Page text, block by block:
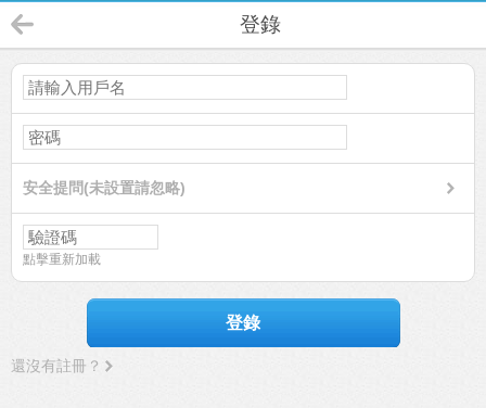
登錄
安全提問(未設置請忽略)
點擊重新加載
登錄
還沒有註冊？